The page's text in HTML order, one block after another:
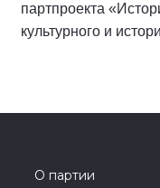
партпроекта
культурного и
О партии